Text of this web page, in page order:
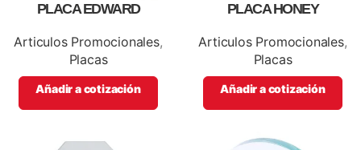
PLACA EDWARD
Articulos Promocionales,
Placas
Añadir a cotización
PLACA HONEY
Articulos Promocionales,
Placas
Añadir a cotización